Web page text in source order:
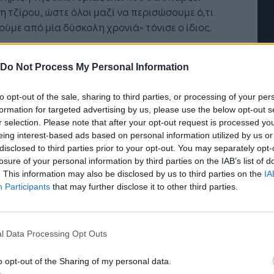
Do Not Process My Personal Information
opt-out of the sale, sharing to third parties, or processing of your
for targeted advertising by us, please use the below opt-out
selection. Please note that after your opt-out request is processed
interest-based ads based on personal information utilized by us
to third parties prior to your opt-out. You may separately
of your personal information by third parties on the IAB’s list of
This information may also be disclosed by us to third parties on the
Participants that may further disclose it to other third parties.
Data Processing Opt Outs
opt-out of the Sharing of my personal data.
τζίρου, ώστε όλοι μαζί να περισώσουμε ό,τι
από μία δύσκολη χρονιά» τόνισε ο ίδιος.
την ανακοίνωση της Κομισιόν- είναι ότι τα
πλέον και είναι κοινά αποδεκτά. Αυτό
αρκετά και το έργο των Αρχών σε κάθε
κυρίως, τους επαγγελματίες του χώρου
ξέρουν τι πρέπει να κάνουν, ώστε να
στα νέα στάνταρτς».
σχέδιο για τον τουρισμό
μας θα είναι έτοιμο μέσα στις επόμενες
Είναι θέμα λίγων εικοσιτετραώρων. Θα είναι
χώρας για τον τουρισμό παγκοσμίως.
Η Τεχνητή Νοημοσύνη: το νέο
λειτουργικό σύστημα της
επιχείρησης